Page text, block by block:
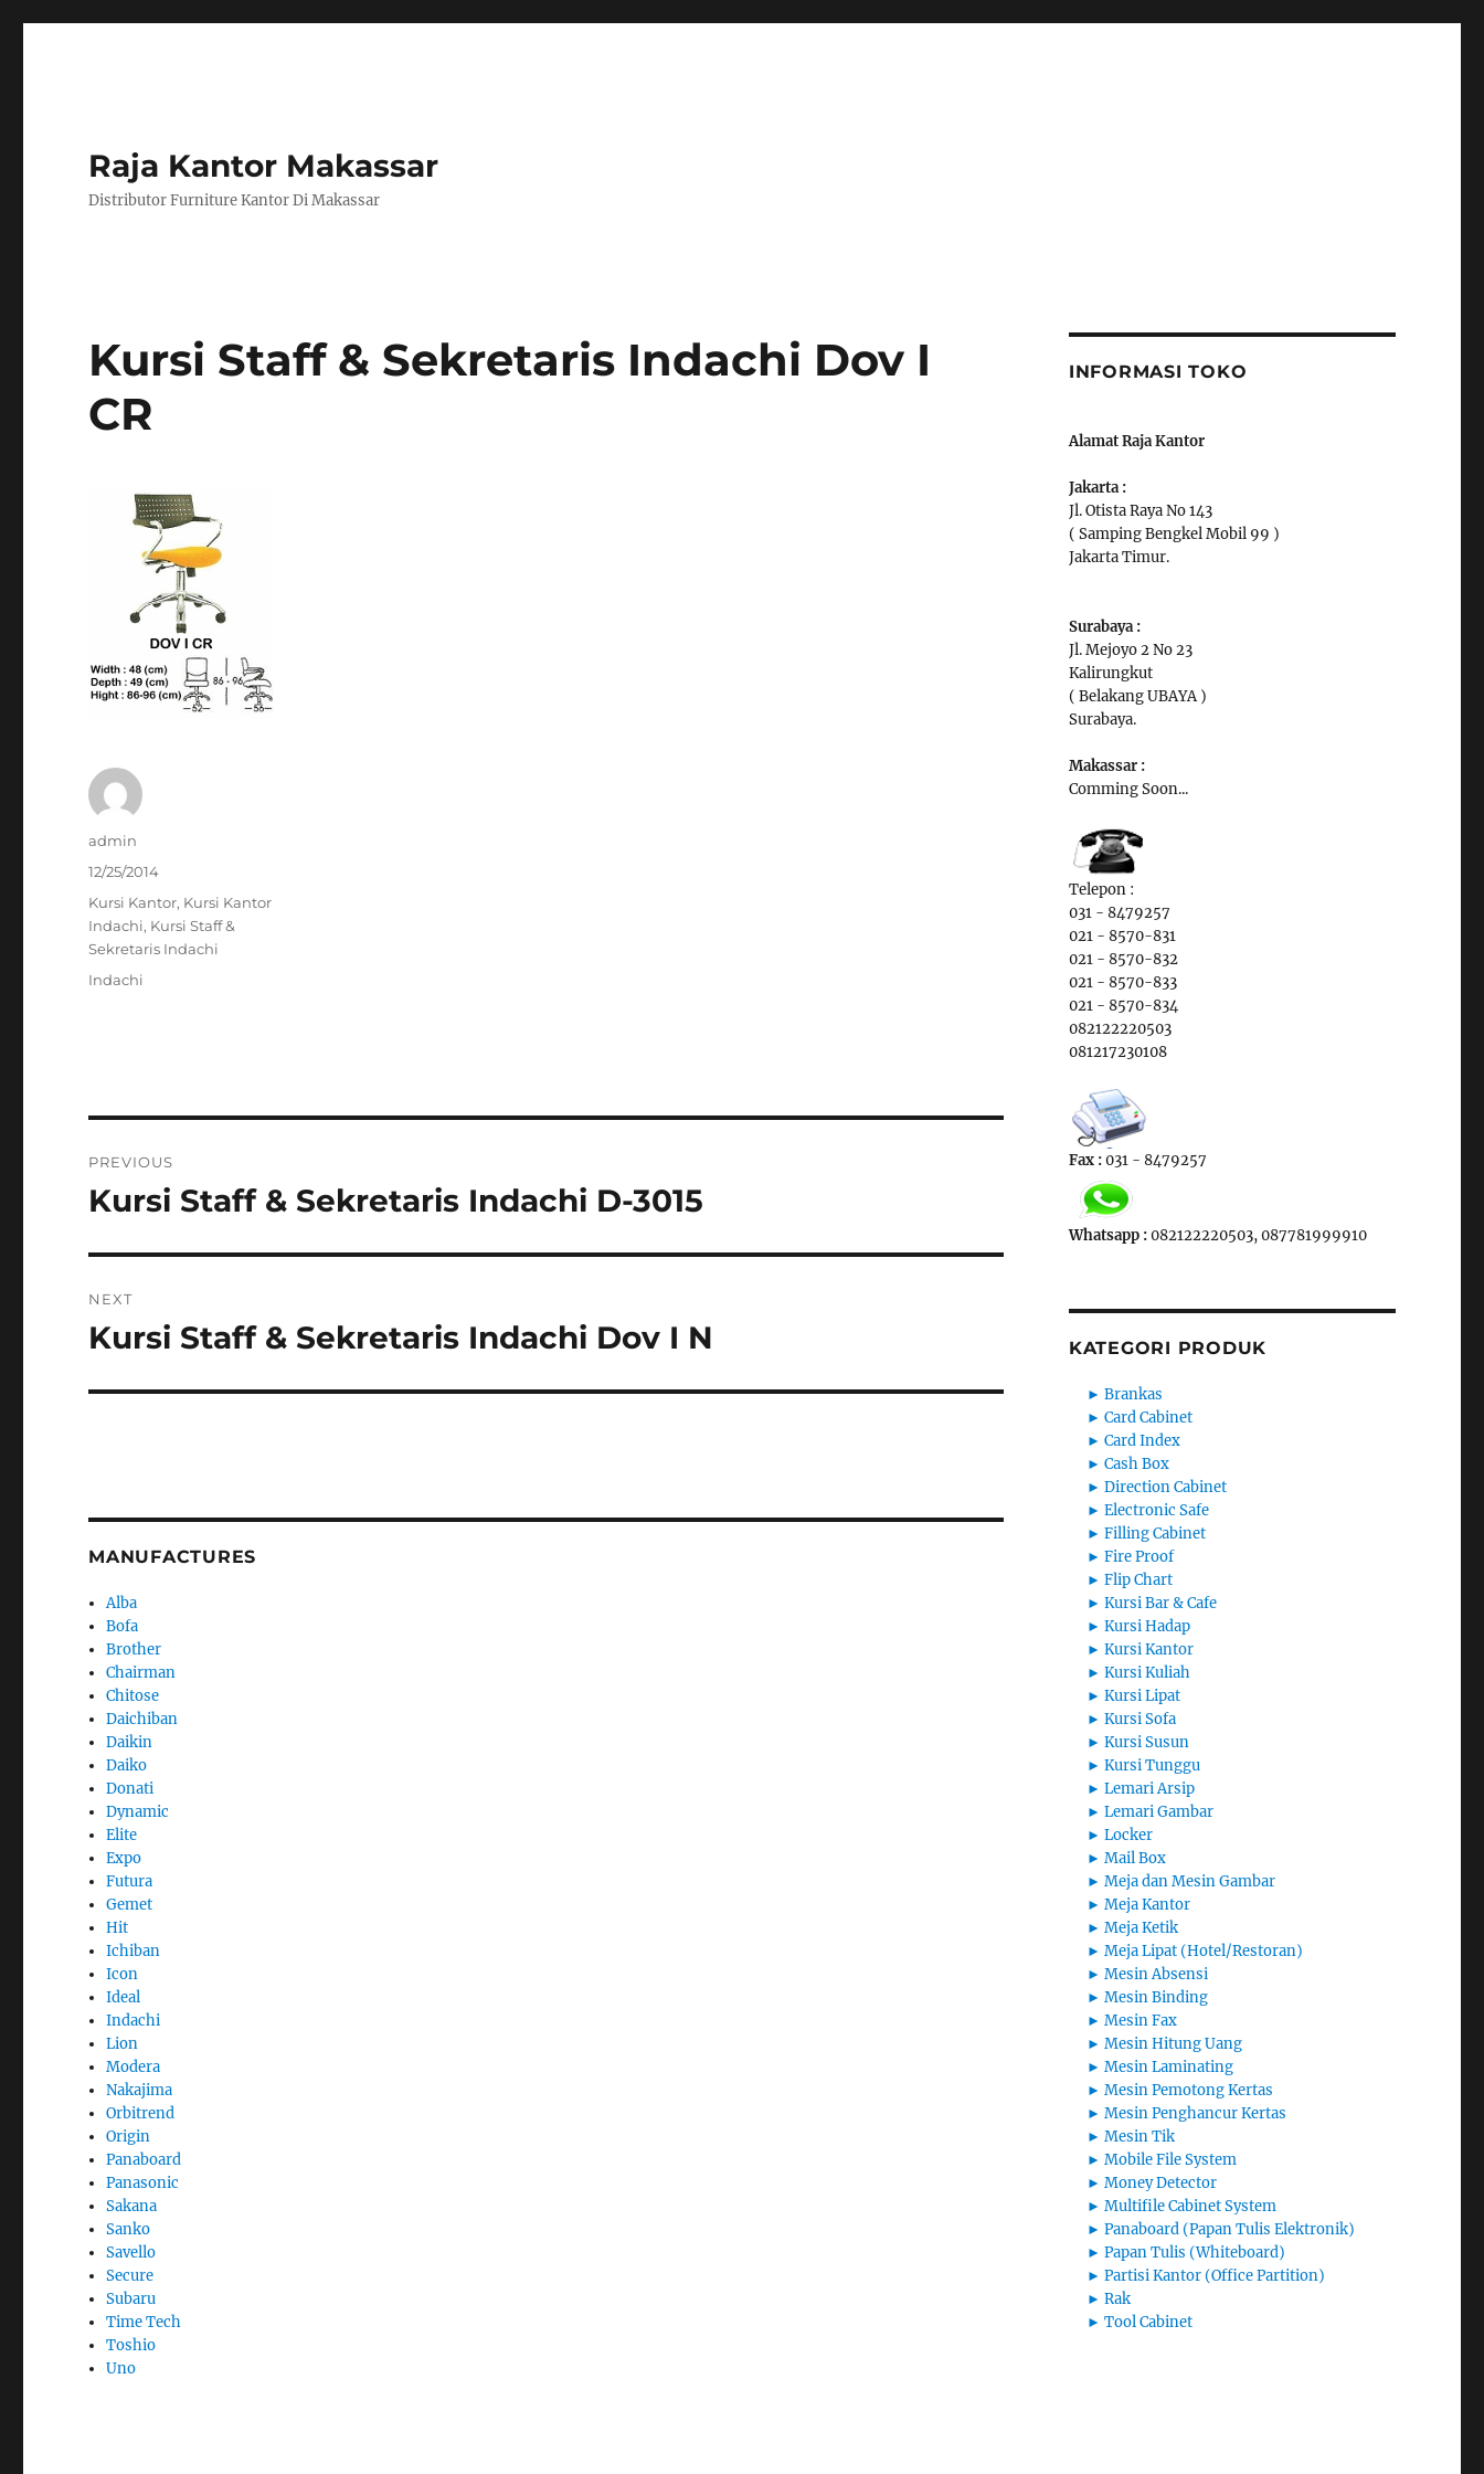
Raja Kantor Makassar
Distributor Furniture Kantor Di Makassar
Kursi Staff & Sekretaris Indachi Dov I
CR
Author
admin
Posted
12/25/2014
Categories
Kursi Kantor, Kursi Kantor
Indachi, Kursi Staff &
Sekretaris Indachi
Tags
Indachi
navigation
PREVIOUS
Previous
Kursi Staff & Sekretaris Indachi D-3015
NEXT
Next
Kursi Staff & Sekretaris Indachi Dov I N
MANUFACTURES
Alba
Bofa
Brother
Chairman
Chitose
Daichiban
Daikin
Daiko
Donati
Dynamic
Elite
Expo
Futura
Gemet
Hit
Ichiban
Icon
Ideal
Indachi
Lion
Modera
Nakajima
Orbitrend
Origin
Panaboard
Panasonic
Sakana
Sanko
Savello
Secure
Subaru
Time Tech
Toshio
Uno
INFORMASI TOKO
Alamat Raja Kantor
Jakarta :
Jl. Otista Raya No 143
( Samping Bengkel Mobil 99 )
Jakarta Timur.
Surabaya :
Jl. Mejoyo 2 No 23
Kalirungkut
( Belakang UBAYA )
Surabaya.
Makassar :
Comming Soon...
Telepon :
031 - 8479257
021 - 8570-831
021 - 8570-832
021 - 8570-833
021 - 8570-834
082122220503
081217230108
Fax :031 - 8479257
Whatsapp :082122220503, 087781999910
KATEGORI PRODUK
► Brankas
► Card Cabinet
► Card Index
► Cash Box
► Direction Cabinet
► Electronic Safe
► Filling Cabinet
► Fire Proof
► Flip Chart
► Kursi Bar & Cafe
► Kursi Hadap
► Kursi Kantor
► Kursi Kuliah
► Kursi Lipat
► Kursi Sofa
► Kursi Susun
► Kursi Tunggu
► Lemari Arsip
► Lemari Gambar
► Locker
► Mail Box
► Meja dan Mesin Gambar
► Meja Kantor
► Meja Ketik
► Meja Lipat (Hotel/Restoran)
► Mesin Absensi
► Mesin Binding
► Mesin Fax
► Mesin Hitung Uang
► Mesin Laminating
► Mesin Pemotong Kertas
► Mesin Penghancur Kertas
► Mesin Tik
► Mobile File System
► Money Detector
► Multifile Cabinet System
► Panaboard (Papan Tulis Elektronik)
► Papan Tulis (Whiteboard)
► Partisi Kantor (Office Partition)
► Rak
► Tool Cabinet